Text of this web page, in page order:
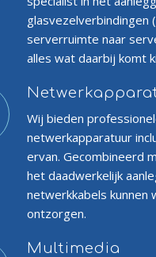
glasvezelverbindingen
serverruimte naar
alles wat daarbij komt
Wij bieden
netwerkapparatuur
ervan. Gecombineerd
het daadwerkelijk
netwerkkabels kunnen
ontzorgen.
Multimedia